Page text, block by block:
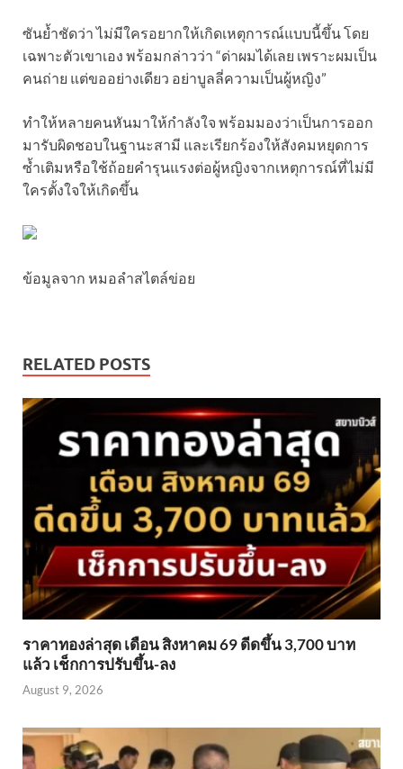
ซันย้ำชัดว่า ไม่มีใครอยากให้เกิดเหตุการณ์แบบนี้ขึ้น โดย
เฉพาะตัวเขาเอง พร้อมกล่าวว่า “ด่าผมได้เลย เพราะผมเป็น
คนถ่าย แต่ขออย่างเดียว อย่าบูลลี่ความเป็นผู้หญิง”
ทำให้หลายคนหันมาให้กำลังใจ พร้อมมองว่าเป็นการออก
มารับผิดชอบในฐานะสามี และเรียกร้องให้สังคมหยุดการ
ซ้ำเติมหรือใช้ถ้อยคำรุนแรงต่อผู้หญิงจากเหตุการณ์ที่ไม่มี
ใครตั้งใจให้เกิดขึ้น
ข้อมูลจาก หมอลำสไตล์ข่อย
RELATED POSTS
ราคาทองล่าสุด เดือน สิงหาคม 69 ดีดขึ้น 3,700 บาท
แล้ว เช็กการปรับขึ้น-ลง
August 9, 2026